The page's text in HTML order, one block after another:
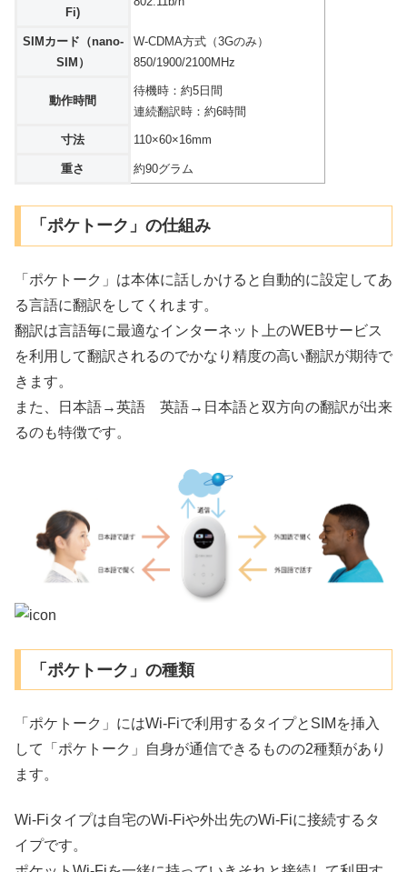
Fi)
SIMカード（nano-
SIM）
W-CDMA方式（3Gのみ）
850/1900/2100MHz
動作時間
待機時：約5日間
連続翻訳時：約6時間
寸法 110×60×16mm
重さ 約90グラム
「ポケトーク」の仕組み
「ポケトーク」は本体に話しかけると自動的に設定してあ
る言語に翻訳をしてくれます。
翻訳は言語毎に最適なインターネット上のWEBサービス
を利用して翻訳されるのでかなり精度の高い翻訳が期待で
きます。
また、日本語→英語 英語→日本語と双方向の翻訳が出来
るのも特徴です。
「ポケトーク」の種類
「ポケトーク」にはWi-Fiで利用するタイプとSIMを挿入
して「ポケトーク」自身が通信できるものの2種類があり
ます。
Wi-Fiタイプは自宅のWi-Fiや外出先のWi-Fiに接続するタ
イプです。